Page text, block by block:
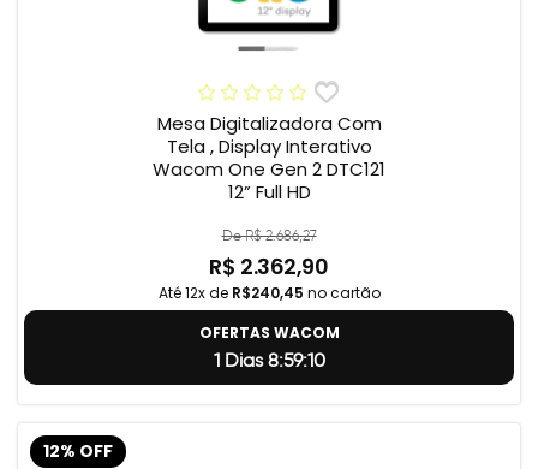
Mesa Digitalizadora Com
Tela , Display Interativo
Wacom One Gen 2 DTC121
12” Full HD
De R$ 2.686,27
R$ 2.362,90
Até 12x de R$240,45 no cartão
OFERTAS WACOM
1 Dias 8:59:9
12% OFF